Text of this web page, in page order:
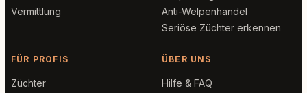
Vermittlung
Anti-Welpenhandel
Seriöse Züchter erkennen
FÜR PROFIS
Züchter
ÜBER UNS
Hilfe & FAQ